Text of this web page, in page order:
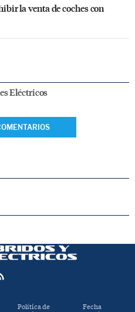
la venta de coches con
Eléctricos
Política de Fecha